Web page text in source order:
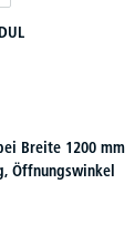
Breite 1200 mm
Öffnungswinkel